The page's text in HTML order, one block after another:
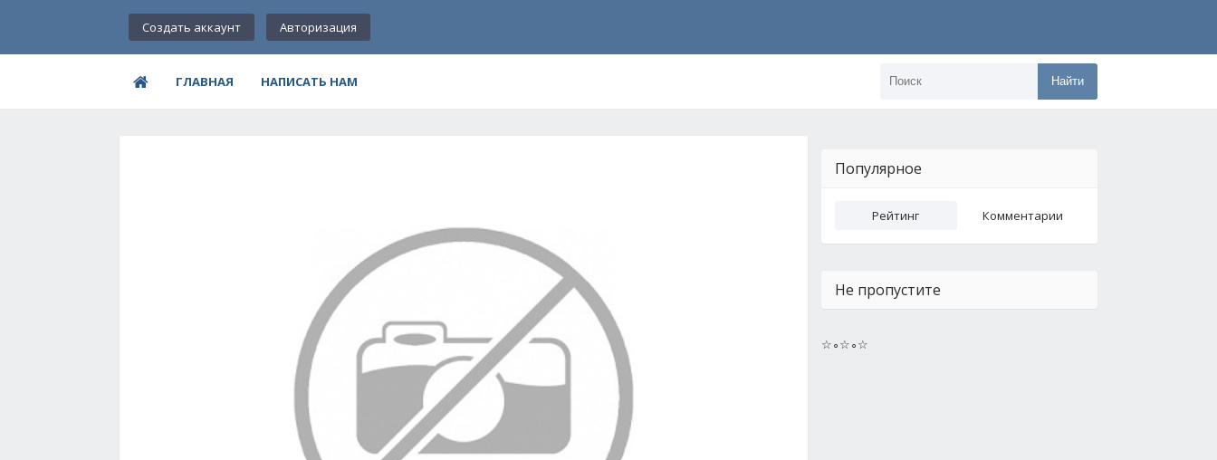
Создать аккаунт Авторизация
ГЛАВНАЯ НАПИСАТЬ НАМ Найти
Популярное
Рейтинг Комментарии
Не пропустите
☆∘☆∘☆